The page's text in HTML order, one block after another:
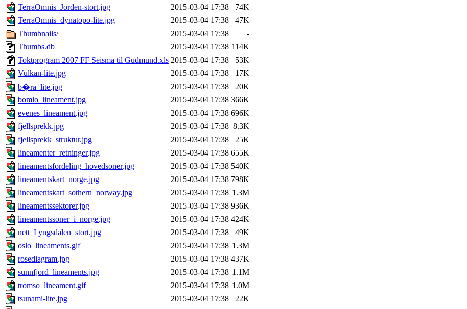
TerraOmnis_Jorden-stort.jpg
2015-03-04 17:38
74K
TerraOmnis_dynatopo-lite.jpg
2015-03-04 17:38
47K
Thumbnails/
2015-03-04 17:38
-
Thumbs.db
2015-03-04 17:38 114K
Toktprogram 2007 FF Seisma til Gudmund.xls 2015-03-04 17:38
53K
Vulkan-lite.jpg
2015-03-04 17:38
17K
b�ra_lite.jpg
2015-03-04 17:38
20K
bomlo_lineament.jpg
2015-03-04 17:38 366K
evenes_lineament.jpg
2015-03-04 17:38 696K
fjellsprekk.jpg
2015-03-04 17:38 8.3K
fjellsprekk_struktur.jpg
2015-03-04 17:38
25K
lineamenter_retninger.jpg
2015-03-04 17:38 655K
lineamentsfordeling_hovedsoner.jpg
2015-03-04 17:38 540K
lineamentskart_norge.jpg
2015-03-04 17:38 798K
lineamentskart_sothern_norway.jpg
2015-03-04 17:38 1.3M
lineamentssektorer.jpg
2015-03-04 17:38 936K
lineamentssoner_i_norge.jpg
2015-03-04 17:38 424K
nett_Lyngsdalen_stort.jpg
2015-03-04 17:38
49K
oslo_lineaments.gif
2015-03-04 17:38 1.3M
rosediagram.jpg
2015-03-04 17:38 437K
sunnfjord_lineaments.jpg
2015-03-04 17:38 1.1M
tromso_lineament.gif
2015-03-04 17:38 1.0M
tsunami-lite.jpg
2015-03-04 17:38
22K